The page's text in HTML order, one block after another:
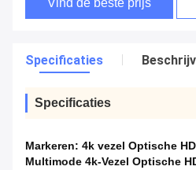
Vind de beste prijs
Specificaties
Specificaties
Markeren: 4k vezel Optische
Multimode 4k-Vezel Optische